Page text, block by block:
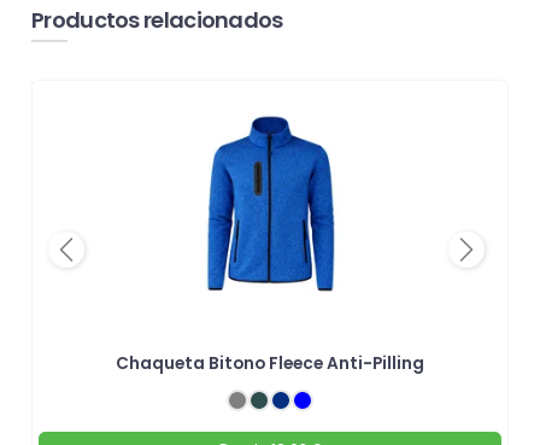
Productos relacionados
Chaqueta Bitono Fleece Anti-Pilling
Previous Next